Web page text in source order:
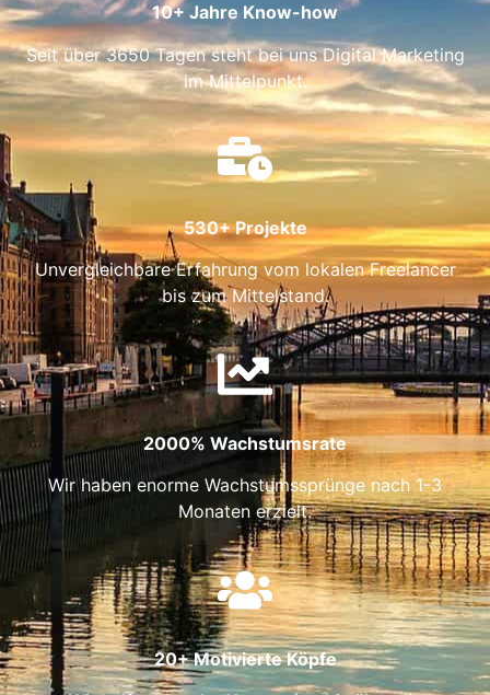
10+ Jahre Know-how
Seit über 3650 Tagen steht bei uns Digital Marketing
im Mittelpunkt.
530+ Projekte
Unvergleichbare Erfahrung vom lokalen Freelancer
bis zum Mittelstand.
2000% Wachstumsrate
Wir haben enorme Wachstumssprünge nach 1-3
Monaten erzielt.
20+ Motivierte Köpfe